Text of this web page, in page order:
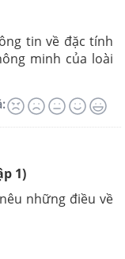
tin về đặc tính
minh của loài
1)
những điều về